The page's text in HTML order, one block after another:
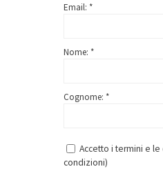
Email: *
Nome: *
Cognome: *
Accetto i termini e
condizioni)